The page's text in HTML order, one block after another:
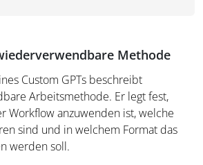
Methode
Custom GPTs beschreibt
Arbeitsmethode. Er legt fest,
Workflow anzuwenden ist, welche
sind und in welchem Format das
werden soll.